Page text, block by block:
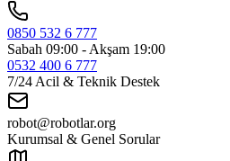
0850 532 6 777
Sabah 09:00 - Akşam 19:00
0532 400 6 777
7/24 Acil & Teknik Destek
robot@robotlar.org
Kurumsal & Genel Sorular